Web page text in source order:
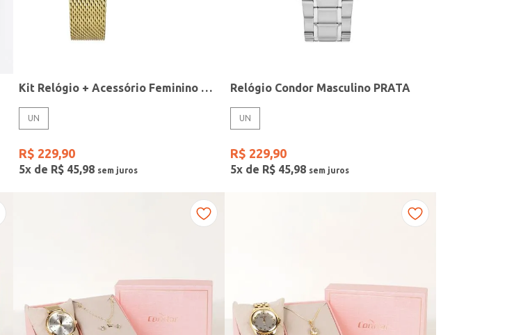
Kit Relógio + Acessório Feminino DOURADO
UN
R$ 229,90
5x de R$ 45,98
Relógio Condor Masculino PRATA
UN
R$ 229,90
5x de R$ 45,98